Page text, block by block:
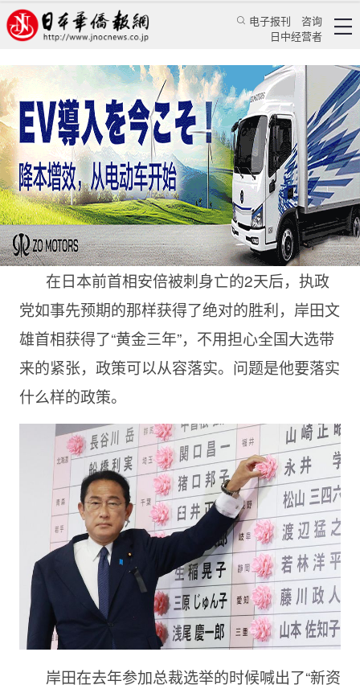
电子报刊
咨询
日中经营者
岸田文雄能挣脱安倍遗产的枷锁吗
黄亚南 专栏 中日指南针★黄亚南
日本华侨报 2022/7/14 14:08:55
在日本前首相安倍被刺身亡的2天后，执政
党如事先预期的那样获得了绝对的胜利，岸田文
雄首相获得了“黄金三年”，不用担心全国大选带
来的紧张，政策可以从容落实。问题是他要落实
什么样的政策。
岸田在去年参加总裁选举的时候喊出了“新资